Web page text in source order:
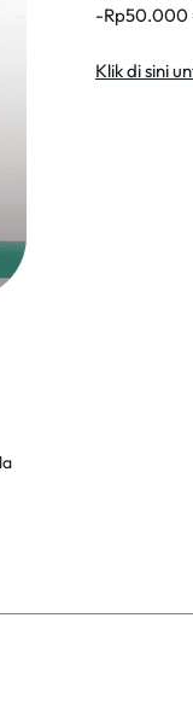
-Rp50.000
Klik di sini